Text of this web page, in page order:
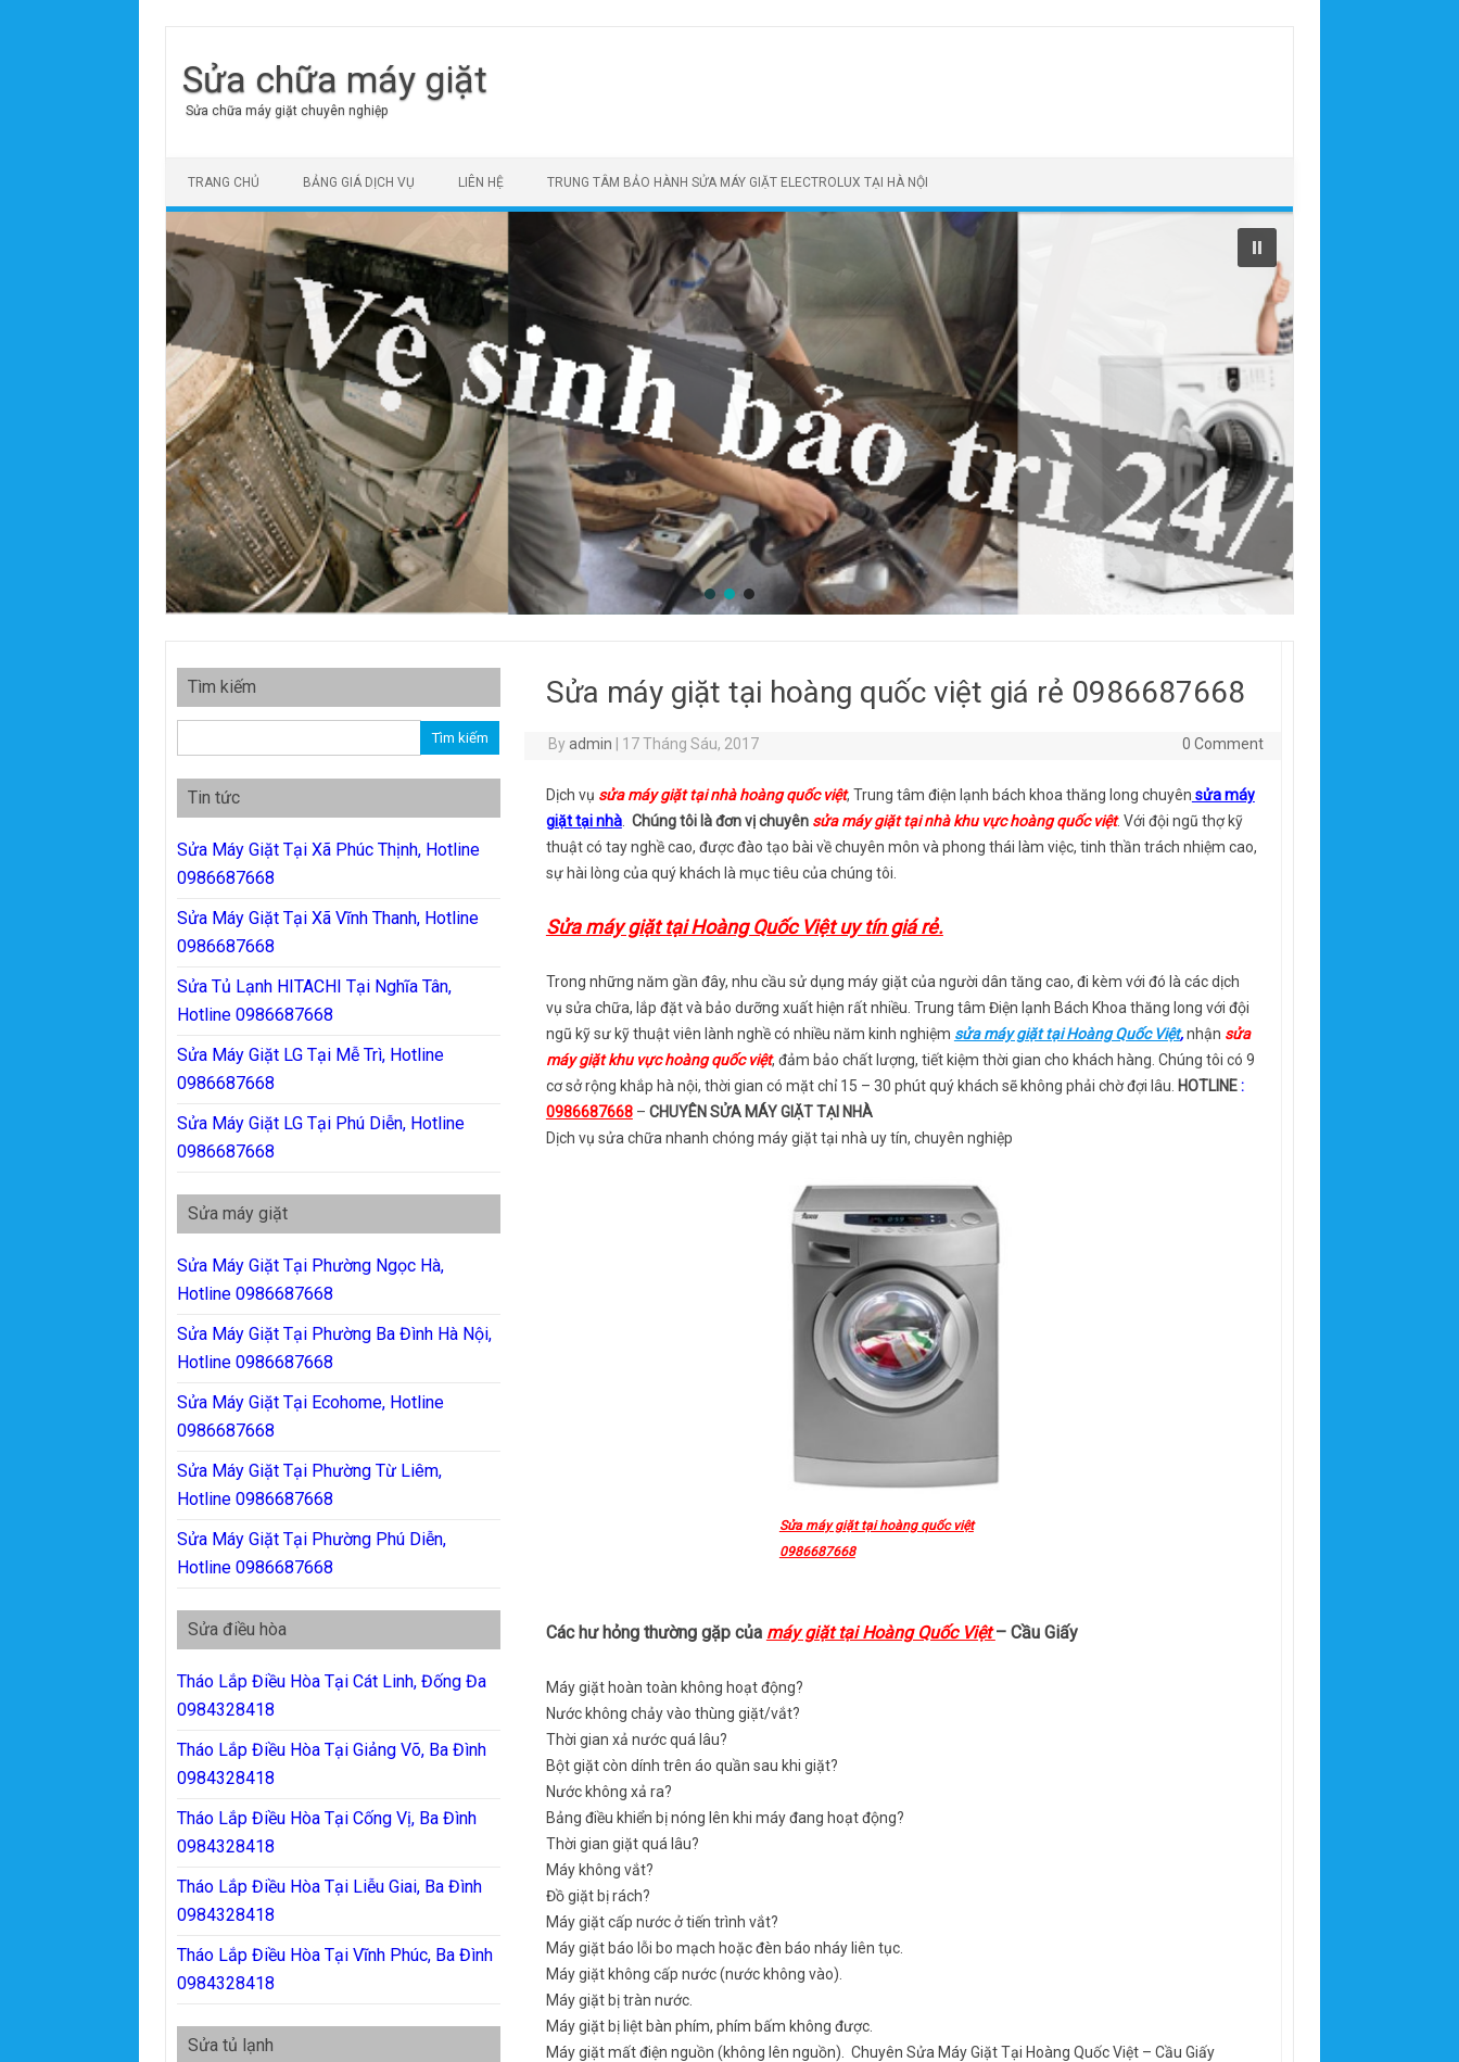
Sửa chữa máy giặt
Sửa chữa máy giặt chuyên nghiệp
TRANG CHỦ BẢNG GIÁ DỊCH VỤ LIÊN HỆ TRUNG TÂM BẢO HÀNH SỬA MÁY GIẶT ELECTROLUX TẠI HÀ NỘI
Sửa máy giặt tại hoàng quốc việt giá rẻ 0986687668
Byadmin 17 Tháng Sáu, 2017 0 Comment
Dịch vụ sửa máy giặt tại nhà hoàng quốc việt, Trung tâm điện lạnh bách khoa thăng long chuyên sửa máy
giặt tại nhà. Chúng tôi là đơn vị chuyên sửa máy giặt tại nhà khu vực hoàng quốc việt. Với đội ngũ thợ kỹ
thuật có tay nghề cao, được đào tạo bài về chuyên môn và phong thái làm việc, tinh thần trách nhiệm cao,
sự hài lòng của quý khách là mục tiêu của chúng tôi.
Sửa máy giặt tại Hoàng Quốc Việt uy tín giá rẻ.
Trong những năm gần đây, nhu cầu sử dụng máy giặt của người dân tăng cao, đi kèm với đó là các dịch
vụ sửa chữa, lắp đặt và bảo dưỡng xuất hiện rất nhiều. Trung tâm Điện lạnh Bách Khoa thăng long với đội
ngũ kỹ sư kỹ thuật viên lành nghề có nhiều năm kinh nghiệm sửa máy giặt tại Hoàng Quốc Việt,nhận sửa
máy giặt khu vực hoàng quốc việt, đảm bảo chất lượng, tiết kiệm thời gian cho khách hàng. Chúng tôi có 9
cơ sở rộng khắp hà nội, thời gian có mặt chỉ 15 – 30 phút quý khách sẽ không phải chờ đợi lâu. HOTLINE:
0986687668– CHUYÊN SỬA MÁY GIẶT TẠI NHÀ
Dịch vụ sửa chữa nhanh chóng máy giặt tại nhà uy tín, chuyên nghiệp
Sửa máy giặt tại hoàng quốc việt
0986687668
Các hư hỏng thường gặp của máy giặt tại Hoàng Quốc Việt – Cầu Giấy
Máy giặt hoàn toàn không hoạt động?
Nước không chảy vào thùng giặt/vắt?
Thời gian xả nước quá lâu?
Bột giặt còn dính trên áo quần sau khi giặt?
Nước không xả ra?
Bảng điều khiển bị nóng lên khi máy đang hoạt động?
Thời gian giặt quá lâu?
Máy không vắt?
Đồ giặt bị rách?
Máy giặt cấp nước ở tiến trình vắt?
Máy giặt báo lỗi bo mạch hoặc đèn báo nháy liên tục.
Máy giặt không cấp nước (nước không vào).
Máy giặt bị tràn nước.
Máy giặt bị liệt bàn phím, phím bấm không được.
Máy giặt mất điện nguồn (không lên nguồn). Chuyên Sửa Máy Giặt Tại Hoàng Quốc Việt – Cầu Giấy
Tìm kiếm
Tin tức
Sửa Máy Giặt Tại Xã Phúc Thịnh, Hotline
0986687668
Sửa Máy Giặt Tại Xã Vĩnh Thanh, Hotline
0986687668
Sửa Tủ Lạnh HITACHI Tại Nghĩa Tân,
Hotline 0986687668
Sửa Máy Giặt LG Tại Mễ Trì, Hotline
0986687668
Sửa Máy Giặt LG Tại Phú Diễn, Hotline
0986687668
Sửa máy giặt
Sửa Máy Giặt Tại Phường Ngọc Hà,
Hotline 0986687668
Sửa Máy Giặt Tại Phường Ba Đình Hà Nội,
Hotline 0986687668
Sửa Máy Giặt Tại Ecohome, Hotline
0986687668
Sửa Máy Giặt Tại Phường Từ Liêm,
Hotline 0986687668
Sửa Máy Giặt Tại Phường Phú Diễn,
Hotline 0986687668
Sửa điều hòa
Tháo Lắp Điều Hòa Tại Cát Linh, Đống Đa
0984328418
Tháo Lắp Điều Hòa Tại Giảng Võ, Ba Đình
0984328418
Tháo Lắp Điều Hòa Tại Cống Vị, Ba Đình
0984328418
Tháo Lắp Điều Hòa Tại Liễu Giai, Ba Đình
0984328418
Tháo Lắp Điều Hòa Tại Vĩnh Phúc, Ba Đình
0984328418
Sửa tủ lạnh